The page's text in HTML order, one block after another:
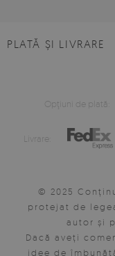
PLATĂ ȘI LIVRARE
Opţiuni de plată:
Livrare:
© 2025
protejat de
autor și
Dacă aveți
idee de